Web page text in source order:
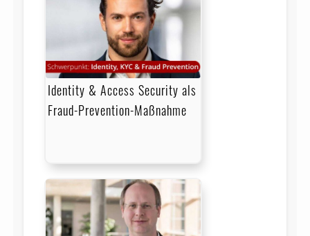
Identity & Access Security als
Fraud-Prevention-Maßnahme